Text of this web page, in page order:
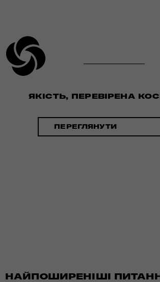
ЯКІСТЬ, ПЕРЕВІРЕНА
ПЕРЕГЛЯНУТИ
НАЙПОШИРЕНІШІ